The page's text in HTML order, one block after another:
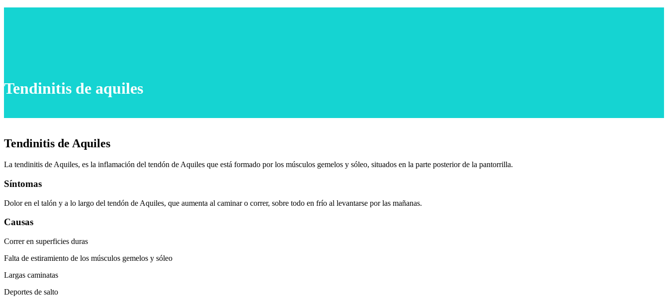
Tendinitis de aquiles
Tendinitis de Aquiles
La tendinitis de Aquiles, es la inflamación del tendón de Aquiles que está formado por los músculos gemelos y sóleo, situados en la parte posterior de la pantorrilla.
Síntomas
Dolor en el talón y a lo largo del tendón de Aquiles, que aumenta al caminar o correr, sobre todo en frío al levantarse por las mañanas.
Causas
Correr en superficies duras
Falta de estiramiento de los músculos gemelos y sóleo
Largas caminatas
Deportes de salto